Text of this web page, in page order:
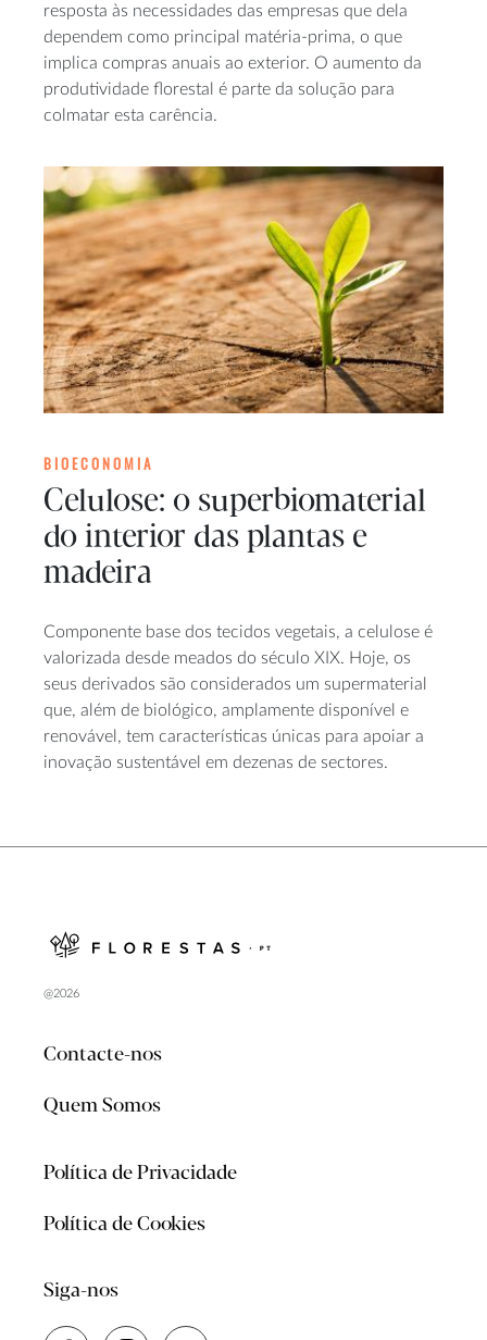
resposta às necessidades das empresas que dela
dependem como principal matéria-prima, o que
implica compras anuais ao exterior. O aumento da
produtividade florestal é parte da solução para
colmatar esta carência.
BIOECONOMIA
Celulose: o superbiomaterial
do interior das plantas e
madeira
Componente base dos tecidos vegetais, a celulose é
valorizada desde meados do século XIX. Hoje, os
seus derivados são considerados um supermaterial
que, além de biológico, amplamente disponível e
renovável, tem características únicas para apoiar a
inovação sustentável em dezenas de sectores.
@2026
Contacte-nos
Quem Somos
Política de Privacidade
Política de Cookies
Siga-nos